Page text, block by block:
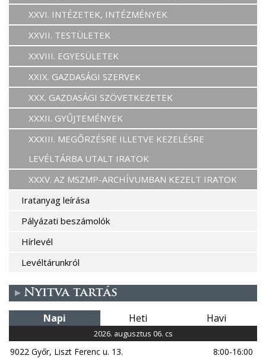
XXVI. INTÉZETEK, INTÉZMÉNYEK
XXVII. TESTÜLETEK
XXVIII. EGYESÜLETEK
XXIX. GAZDASÁGI SZERVEK
XXX. GAZDASÁGI SZÖVETKEZETEK
XXXII. GYŰJTEMÉNYEK
XXXIII. MEGŐRZÉSRE ILLETVE KEZELÉSRE
LEVÉLTÁRBA UTALT IRATOK
XXXV. AZ MSZMP-ARCHÍVUMBAN KEZELT IRATOK
Iratanyag leírása
Pályázati beszámolók
Hírlevél
Levéltárunkról
Nyitva tartás
Napi Heti Havi
2026. augusztus 06. cs
9022 Győr, Liszt Ferenc u. 13.
8:00-16:00